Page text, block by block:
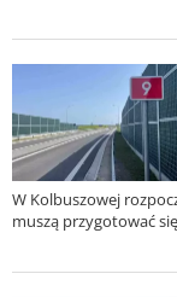
W Kolbuszowej
muszą przygotować